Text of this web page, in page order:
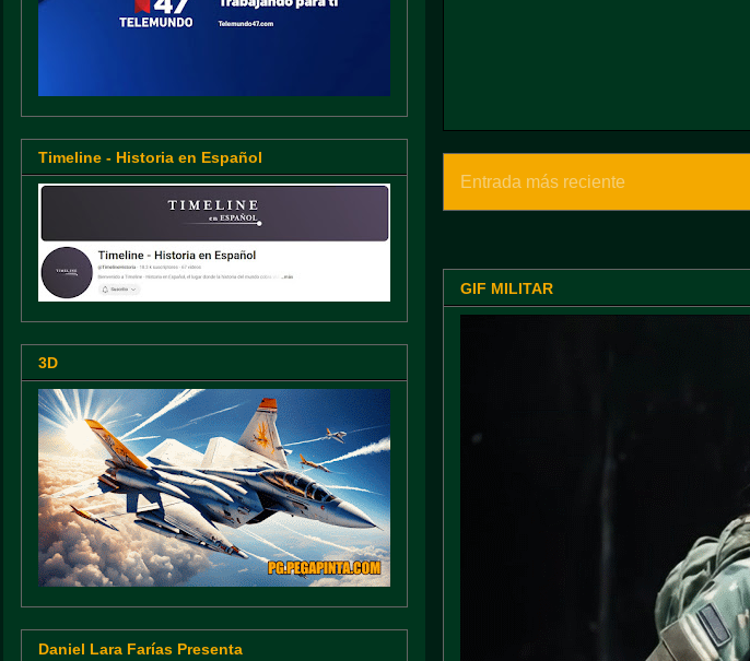
Entrada más reciente
GIF MILITAR
Timeline - Historia en Español
3D
Daniel Lara Farías Presenta